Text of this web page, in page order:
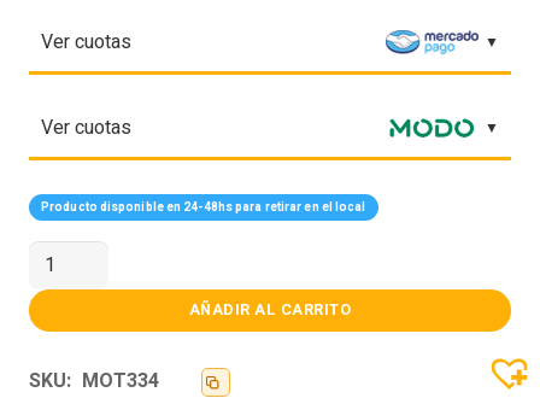
Ver cuotas
Ver cuotas
Producto disponible en 24-48hs para retirar en el local
MOTHER
GIGABYTE
(LGA1851)
Z890
UD
cantidad
AÑADIR AL CARRITO
SKU: MOT334